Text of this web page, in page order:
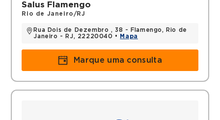
Salus Flamengo
Rio de Janeiro/RJ
Rua Dois de Dezembro , 38 - Flamengo, Rio de
Janeiro - RJ, 22220040 •
Mapa
Marque uma consulta